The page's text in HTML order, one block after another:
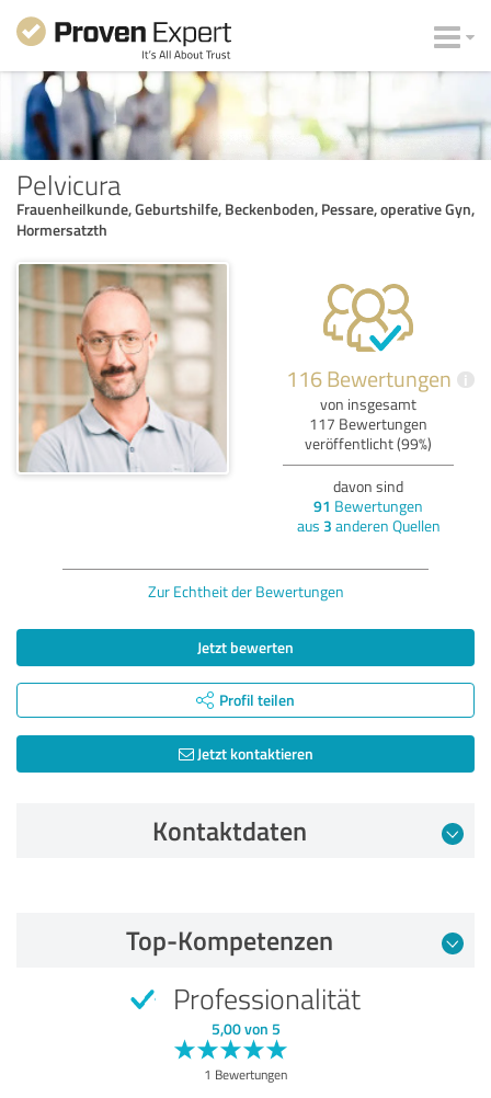
Pelvicura
Frauenheilkunde, Geburtshilfe, Beckenboden, Pessare, operative Gyn,
Hormersatzth
116 Bewertungen i
von insgesamt
117 Bewertungen
veröffentlicht (99%)
davon sind
91 Bewertungen
aus 3 anderen Quellen
Zur Echtheit der Bewertungen
Jetzt bewerten
Profil teilen
Jetzt kontaktieren
Kontaktdaten
Empfehlung
Top-Kompetenzen
Professionalität
5,00 von 5
1 Bewertungen